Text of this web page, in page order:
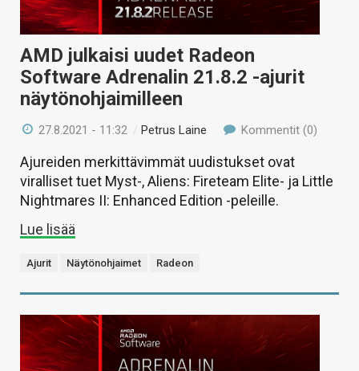
AMD julkaisi uudet Radeon
Software Adrenalin 21.8.2 -ajurit
näytönohjaimilleen
27.8.2021 - 11:32 /Petrus Laine Kommentit (0)
Ajureiden merkittävimmät uudistukset ovat
viralliset tuet Myst-, Aliens: Fireteam Elite- ja Little
Nightmares II: Enhanced Edition -peleille.
Lue lisää
Ajurit Näytönohjaimet Radeon